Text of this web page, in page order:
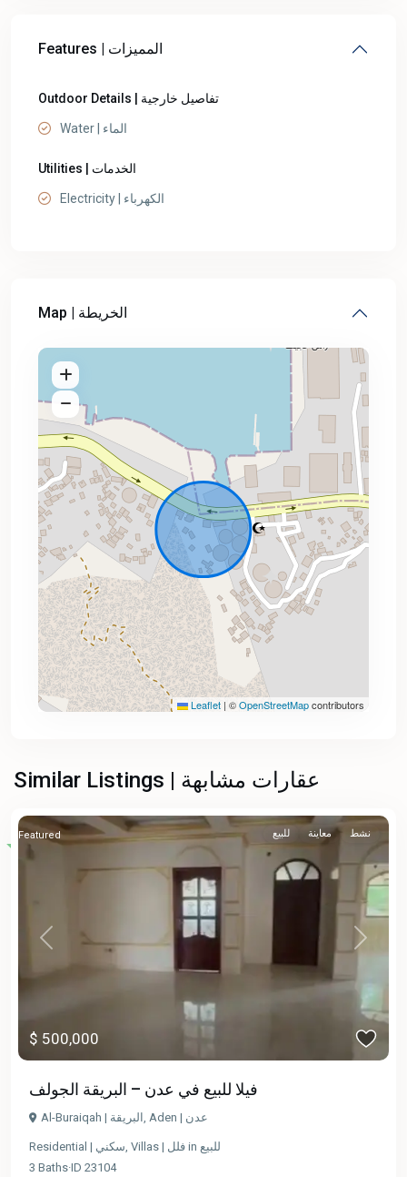
Features | المميزات
Outdoor Details | تفاصيل خارجية
Water | الماء
Utilities | الخدمات
Electricity | الكهرباء
Map | الخريطة
Leaflet | ©OpenStreetMapcontributors
Similar Listings | عقارات مشابهة
Previous Next
$ 500,000
للبيع معاينة نشط Featured
فيلا للبيع في عدن – البريقة الجولف
Al-Buraiqah | البريقة Aden | عدن
Residential | سكني Villas | فلل in للبيع
3 Baths·ID 23104